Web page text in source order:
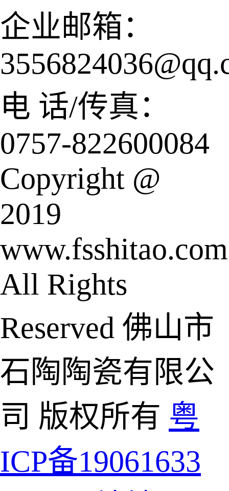
企业邮箱：
电 话/传真：
0757-822600084
Copyright @
2019
www.fsshitao.com
All Rights
Reserved 佛山市
石陶陶瓷有限公
司 版权所有 粤
ICP备19061633